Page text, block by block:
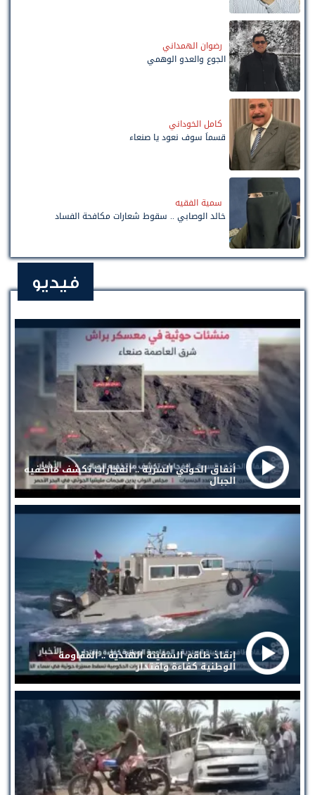
رضوان الهمداني
الجوع والعدو الوهمي
كامل الخوداني
قسماً سوف نعود يا صنعاء
سمية الفقيه
خالد الوصابي .. سقوط شعارات مكافحة الفساد
فيديو
أنفاق الحوثي السرية .. انفجارات تكشف ماتخفيه
الجبال
إنقاذ طاقم السفينة الهندية .. المقاومة
الوطنية كفاءة واقتدار